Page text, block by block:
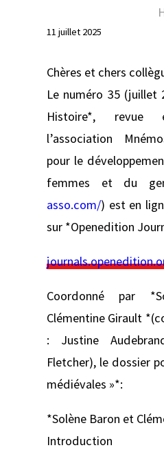
r
11 juillet 2025
Chères et chers
Le numéro 35 (juillet
Histoire*, revue
l’association
pour le
femmes et du
asso.com/) est en
sur *Openedition
Coordonné par
Clémentine Girault
: Justine
Fletcher), le dossier
médiévales »*:
*Solène Baron et
Introduction